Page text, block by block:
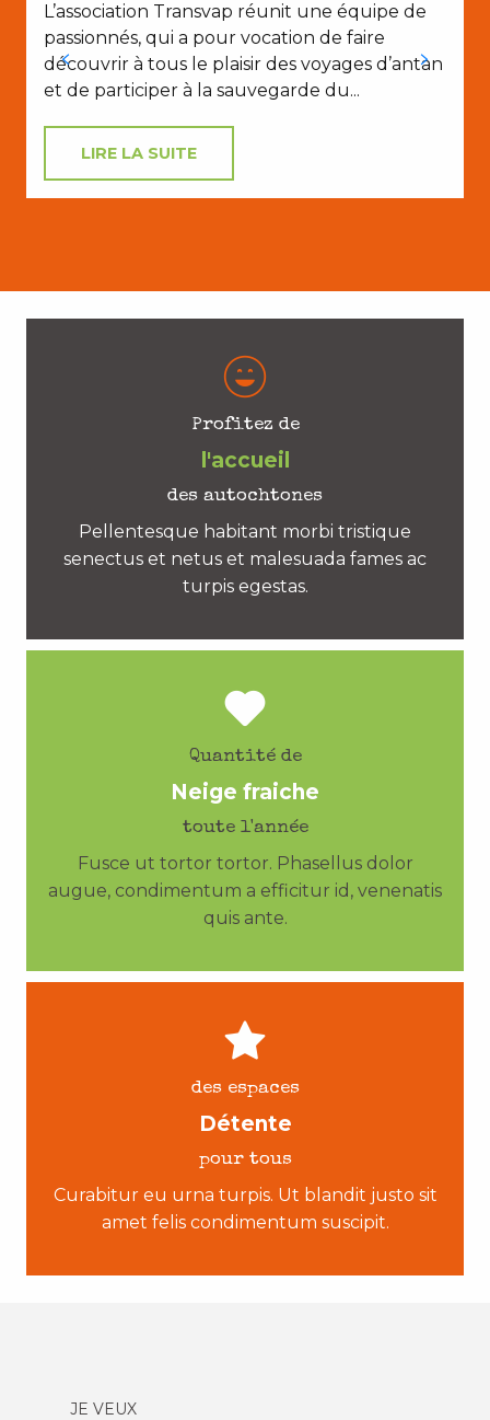
L’association Transvap réunit une équipe de
passionnés, qui a pour vocation de faire
découvrir à tous le plaisir des voyages d’antan
et de participer à la sauvegarde du...
LIRE LA SUITE
Profitez de
l'accueil
des autochtones
Pellentesque habitant morbi tristique
senectus et netus et malesuada fames ac
turpis egestas.
Quantité de
Neige fraiche
toute l'année
Fusce ut tortor tortor. Phasellus dolor
augue, condimentum a efficitur id, venenatis
quis ante.
des espaces
Détente
pour tous
Curabitur eu urna turpis. Ut blandit justo sit
amet felis condimentum suscipit.
JE VEUX